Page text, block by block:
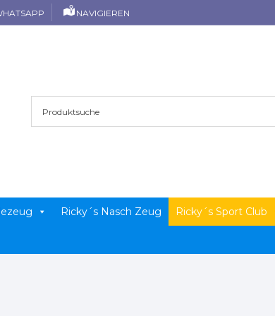
NAVIGIEREN
Ricky´s Nasch Zeug Ricky´s Sport Club